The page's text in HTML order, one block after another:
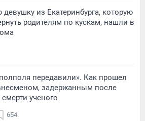
из Екатеринбурга, которую
родителям по кускам, нашли в
передавили». Как прошел
задержанным после
ученого
654